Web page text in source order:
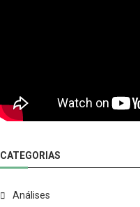
CATEGORIAS
Análises